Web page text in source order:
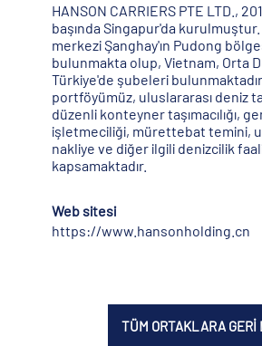
HANSON CARRIERS PTE LTD.,
başında Singapur'da
merkezi Şanghay'ın Pudong
bulunmakta olup, Vietnam, Orta
Türkiye'de şubeleri
portföyümüz, uluslararası deniz
düzenli konteyner taşımacılığı,
işletmeciliği, mürettebat temini,
nakliye ve diğer ilgili denizcilik
kapsamaktadır.
Web sitesi
https://www.hansonholding.cn
TÜM ORTAKLARA GERİ